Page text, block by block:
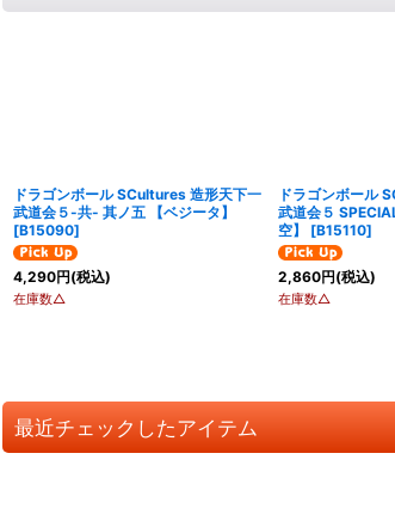
ドラゴンボール SCultures 造形天下一
武道会５-共- 其ノ五 【ベジータ】
[B15090]
4,290円(税込)
在庫数△
ドラゴンボール
武道会５
空】
[B15110]
2,860円(税込)
在庫数△
最近チェックしたアイテム